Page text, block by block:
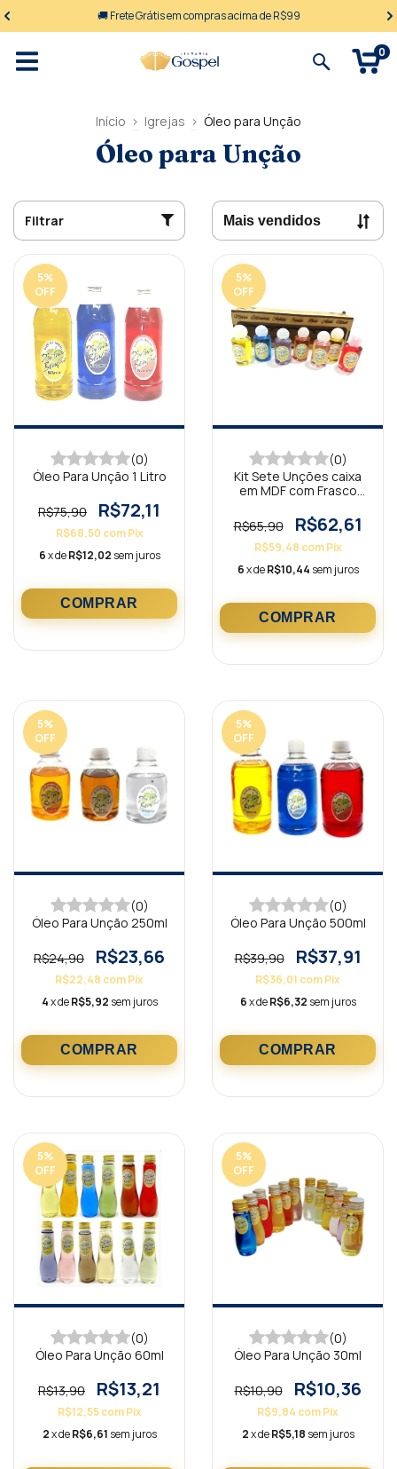
🚚 Frete Grátis em compras acima de R$99
0
Início > Igrejas > Óleo para Unção
Óleo para Unção
Filtrar
5%
OFF
(0)
Óleo Para Unção 1 Litro
R$75,90 R$72,11
R$68,50 com Pix
6x deR$12,02 sem juros
5%
OFF
(0)
Kit Sete Unções caixa
em MDF com Frasco
R$65,90
R$62,61
R$59,48 com Pix
6x deR$10,44 sem juros
5%
OFF
(0)
Óleo Para Unção 250ml
R$24,90 R$23,66
R$22,48 comPix
4x deR$5,92 sem juros
5%
OFF
(0)
Óleo Para Unção 500ml
R$39,90 R$37,91
R$36,01 comPix
6x deR$6,32 sem juros
5%
OFF
(0)
Óleo Para Unção 60ml
R$13,90 R$13,21
R$12,55com Pix
2x deR$6,61 sem juros
5%
OFF
(0)
Óleo Para Unção 30ml
R$10,90 R$10,36
R$9,84 comPix
2x deR$5,18 sem juros